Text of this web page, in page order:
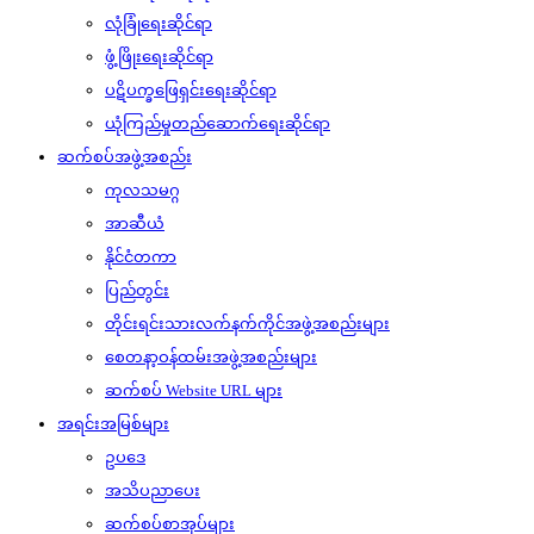
လုံခြုံရေးဆိုင်ရာ
ဖွံ့ဖြိုးရေးဆိုင်ရာ
ပဋိပက္ခဖြေရှင်းရေးဆိုင်ရာ
ယုံကြည်မှုတည်ဆောက်ရေးဆိုင်ရာ
ဆက်စပ်အဖွဲ့အစည်း
ကုလသမဂ္ဂ
အာဆီယံ
နိုင်ငံတကာ
ပြည်တွင်း
တိုင်းရင်းသားလက်နက်ကိုင်အဖွဲ့အစည်းများ
စေတနာ့ဝန်ထမ်းအဖွဲ့အစည်းများ
ဆက်စပ် Website URL များ
အရင်းအမြစ်များ
ဥပဒေ
အသိပညာပေး
ဆက်စပ်စာအုပ်များ